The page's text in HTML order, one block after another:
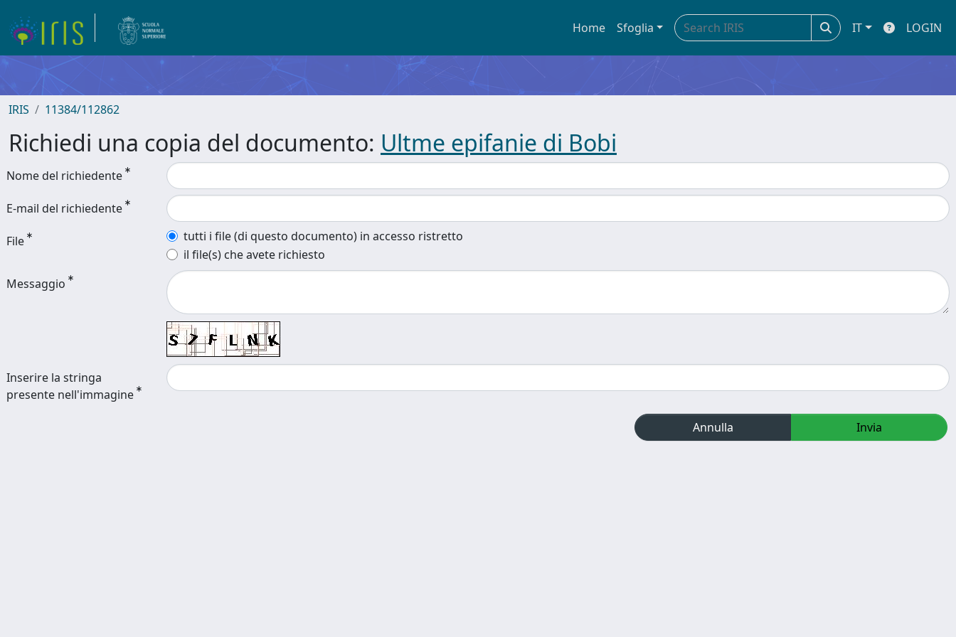
Home Sfoglia IT LOGIN
IRIS 11384/112862
Richiedi una copia del documento: Ultme epifanie di Bobi
Nome del richiedente
E-mail del richiedente
File
tutti i file (di questo documento) in accesso ristretto
il file(s) che avete richiesto
Messaggio
Inserire la stringa
presente nell'immagine
Annulla Invia